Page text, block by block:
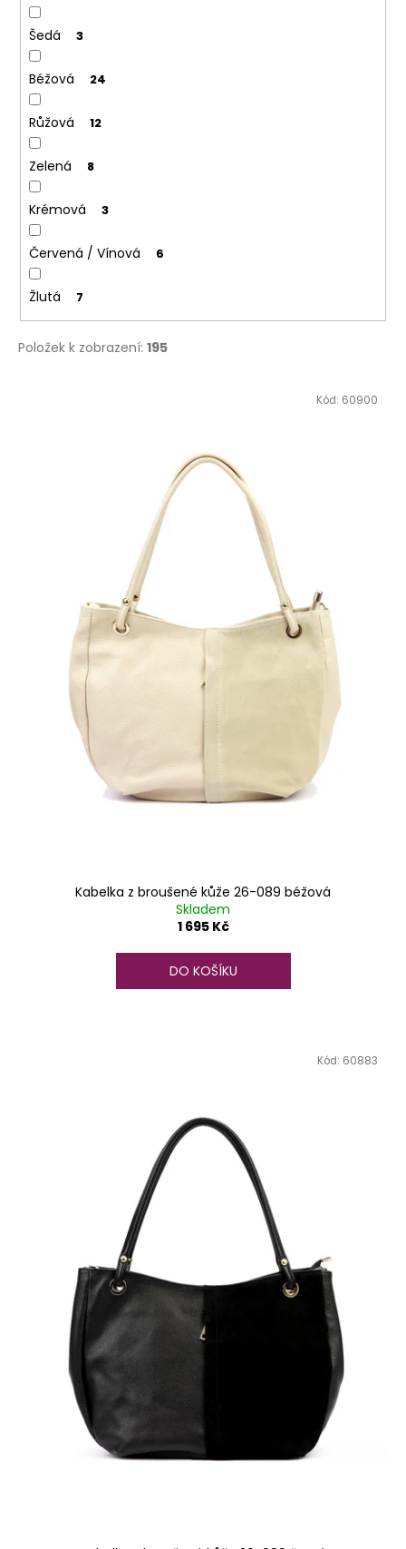
Šedá 3
Béžová 24
Růžová 12
Zelená 8
Krémová 3
Červená / Vínová 6
Žlutá 7
Položek k zobrazení: 195
Kabelka z broušené kůže 26-089 béžová
Skladem
1 695 Kč
DO KOŠÍKU
Kód: 60900
Kód: 60883